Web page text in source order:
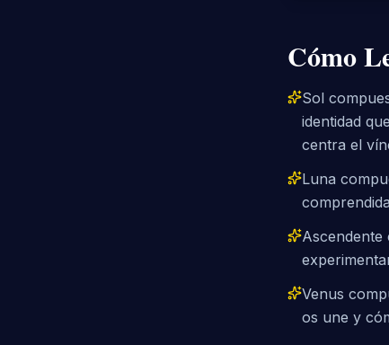
Cómo
Sol
identidad
centra el
Luna
Venus
os une y